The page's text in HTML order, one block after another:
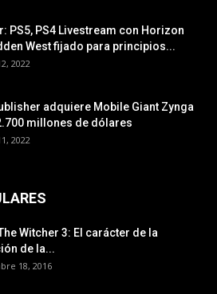
PS5, PS4 Livestream con Horizon
West fijado para principios...
2022
adquiere Mobile Giant Zynga
millones de dólares
2022
Witcher 3: El carácter de la
de la...
18, 2016